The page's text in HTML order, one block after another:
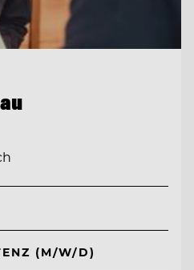
(M/W/D)